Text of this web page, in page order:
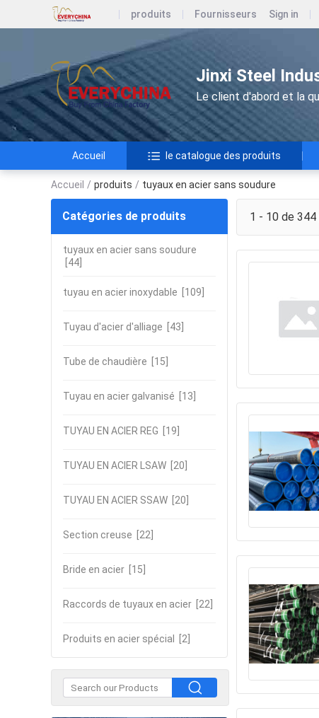
produits Fournisseurs Sign in
Jinxi Steel
Le client d'abord et la
Accueil le catalogue des produits
Accueil / produits / tuyaux en acier sans soudure
Catégories de produits
tuyaux en acier sans soudure
[44]
tuyau en acier inoxydable [109]
Tuyau d'acier d'alliage [43]
Tube de chaudière [15]
Tuyau en acier galvanisé [13]
TUYAU EN ACIER REG [19]
TUYAU EN ACIER LSAW [20]
TUYAU EN ACIER SSAW [20]
Section creuse [22]
Bride en acier [15]
Raccords de tuyaux en acier [22]
Produits en acier spécial [2]
1 - 10 de 344